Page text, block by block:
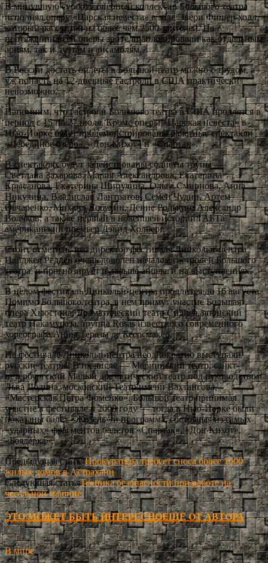
В минувшую субботу оперный коллектив Большого театра
исполнял оперу «Царская невеста» в зале Эвери Фишер-холл,
который рассчитан на более чем 2500 зрителей. На
протяжении всей оперы зрители аплодировали как отдельным
ариям, так и дуэтам и ансамблям.
В России достать билеты в Большой театр можно с трудом, а
уж попасть на 12-дневные гастроли в США практически
невозможно.
Напомним, что гастроли Большого театра в США продлятся в
период с 15 по 27 июля. Кроме оперы «Царская невеста» в
Нью-Йорке будут продемонстрированы балетные спектакли
«Лебединое озеро», «Дон Кихот» и «Спартак».
В спектаклях будут задействованы солисты трупы —
Светлана Захарова, Мария Александрова, Екатерина
Крысанова, Екатерина Шипулина, Ольга Смирнова, Анна
Никулина, Владислав Лантратов, Семен Чудин, Артем
Овчаренко, Михаил Лобухин, Денис Родькин, Александр
Волчков, а также первый в новейшей истории ГАБТа
американский премьер Дэвид Холберг.
Стоит отметить, что директор фестиваля Линкольн-центра
Найджел Редден очень доволен началом гастролей Большого
театра и прогнозирует и дальше аншлаги на выступлениях.
В целом фестиваль Линкольн-центра продлится до 16 августа.
Помимо Большого театра, в нем примут участие Большая
опера Хьюстона, Драматический театр Сиднея, японский
театр Накамураза, труппа Rosas известного современного
хореографа Анны Терезы де Кеерсмакер.
На фестивале Линкольн-центра неоднократно выступали
русские театры. В их числе — Мариинский театр, санкт-
петербургский Малый драматический театр под руководством
Льва Додина, московский Театр имени Вахтангова,
«Мастерская Петра Фоменко». Большой театр принимал
участие в фестивале в 2000 году — тогда в Нью-Йорке были
показаны балет «Жизель» и программа, состоящая из самых
«ударных» фрагментов балетов «Спартак», «Дон Кихот»,
«Баядерка».
Предыдущая статьяПрокуратура требует сноса более 1000
жилых домов в Астрахани
Следующая статьяТехника безопасности при работе на
чесальной машине
ЭТО МОЖЕТ БЫТЬ ИНТЕРЕСНОЕЩЕ ОТ АВТОРА
В мире